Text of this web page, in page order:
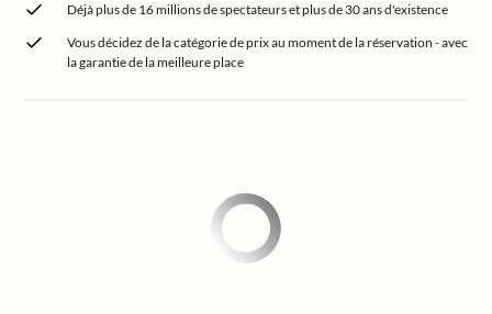
Déjà plus de 16 millions de spectateurs et plus de 30 ans d'existence
Vous décidez de la catégorie de prix au moment de la réservation - avec
la garantie de la meilleure place